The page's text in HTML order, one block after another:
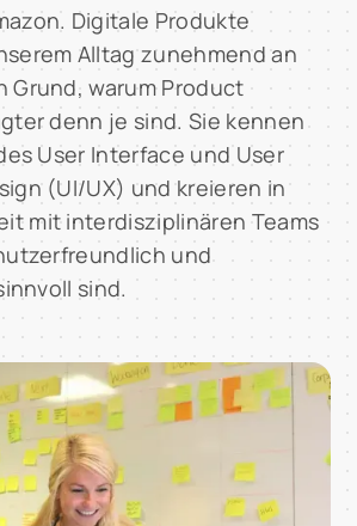
Digitale Produkte
Alltag zunehmend an
Grund, warum Product
denn je sind. Sie kennen
User Interface und User
(UI/UX) und kreieren in
mit interdisziplinären Teams
und
sind.